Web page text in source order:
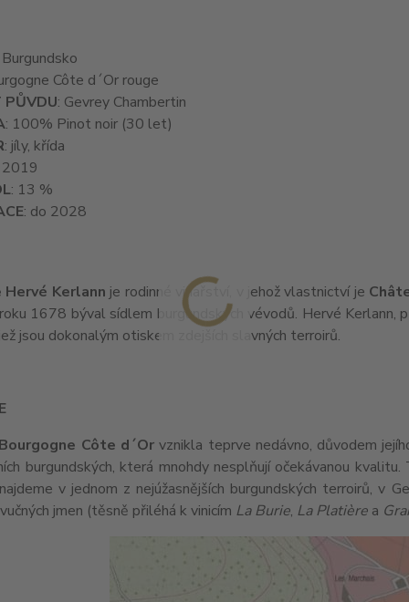
Côte d´Or rouge
: Gevrey Chambertin
: 100% Pinot noir (30 let)
: jíly, křída
2019
: 13 %
: do 2028
Hervé Kerlann je rodinné vinařství, v jehož vlastnictví je
1678 býval sídlem burgundských vévodů. Hervé
jsou dokonalým otiskem zdejších slavných terroirů.
Côte d´Orvznikla teprve nedávno, důvodem
burgundských, která mnohdy nesplňují očekávanou
v jednom z nejúžasnějších burgundských terroirů, v
jmen (těsně přiléhá k vinicím La Burie, La Platièrea